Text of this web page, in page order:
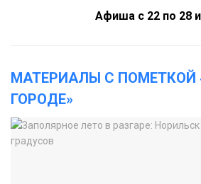
Афиша с 22 по 28
МАТЕРИАЛЫ С ПОМЕТКОЙ
ГОРОДЕ»